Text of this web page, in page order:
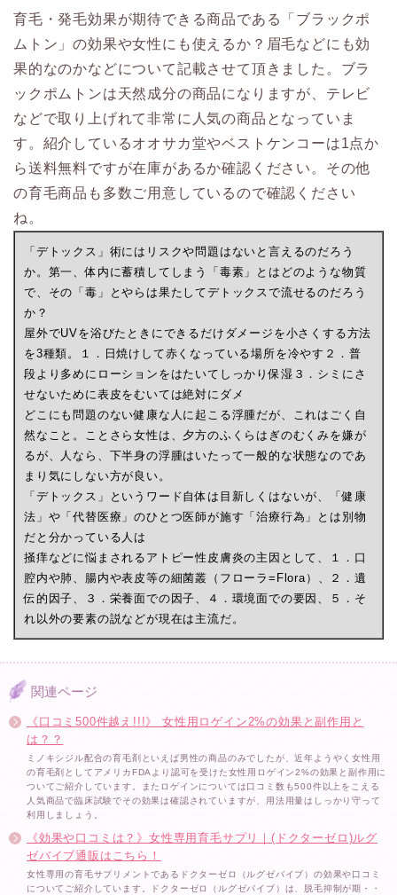
育毛・発毛効果が期待できる商品である「ブラックポ
ムトン」の効果や女性にも使えるか？眉毛などにも効
果的なのかなどについて記載させて頂きました。ブラ
ックポムトンは天然成分の商品になりますが、テレビ
などで取り上げれて非常に人気の商品となっていま
す。紹介しているオオサカ堂やベストケンコーは1点か
ら送料無料ですが在庫があるか確認ください。その他
の育毛商品も多数ご用意しているので確認ください
ね。
「デトックス」術にはリスクや問題はないと言えるのだろう
か。第一、体内に蓄積してしまう「毒素」とはどのような物質
で、その「毒」とやらは果たしてデトックスで流せるのだろう
か？
屋外でUVを浴びたときにできるだけダメージを小さくする方法
を3種類。１．日焼けして赤くなっている場所を冷やす２．普
段より多めにローションをはたいてしっかり保湿３．シミにさ
せないために表皮をむいては絶対にダメ
どこにも問題のない健康な人に起こる浮腫だが、これはごく自
然なこと。ことさら女性は、夕方のふくらはぎのむくみを嫌が
るが、人なら、下半身の浮腫はいたって一般的な状態なのであ
まり気にしない方が良い。
「デトックス」というワード自体は目新しくはないが、「健康
法」や「代替医療」のひとつ医師が施す「治療行為」とは別物
だと分かっている人は
掻痒などに悩まされるアトピー性皮膚炎の主因として、１．口
腔内や肺、腸内や表皮等の細菌叢（フローラ=Flora）、２．遺
伝的因子、３．栄養面での因子、４．環境面での要因、５．そ
れ以外の要素の説などが現在は主流だ。
関連ページ
《口コミ500件越え!!!》 女性用ロゲイン2%の効果と副作用と
は？？
ミノキシジル配合の育毛剤といえば男性の商品のみでしたが、近年ようやく女性用
の育毛剤としてアメリカFDAより認可を受けた女性用ロゲイン2%の効果と副作用に
ついてご紹介しています。またロゲインについては口コミ数も500件以上をこえる
人気商品で臨床試験でその効果は確認されていますが、用法用量はしっかり守って
利用しましょう。
《効果や口コミは？》女性専用育毛サプリ｜(ドクターゼロ)ルグ
ゼバイブ通販はこちら！
女性専用の育毛サプリメントであるドクターゼロ（ルグゼバイブ）の効果や口コミ
についてご紹介しています。ドクターゼロ（ルグゼバイブ）は、脱毛抑制が期・・